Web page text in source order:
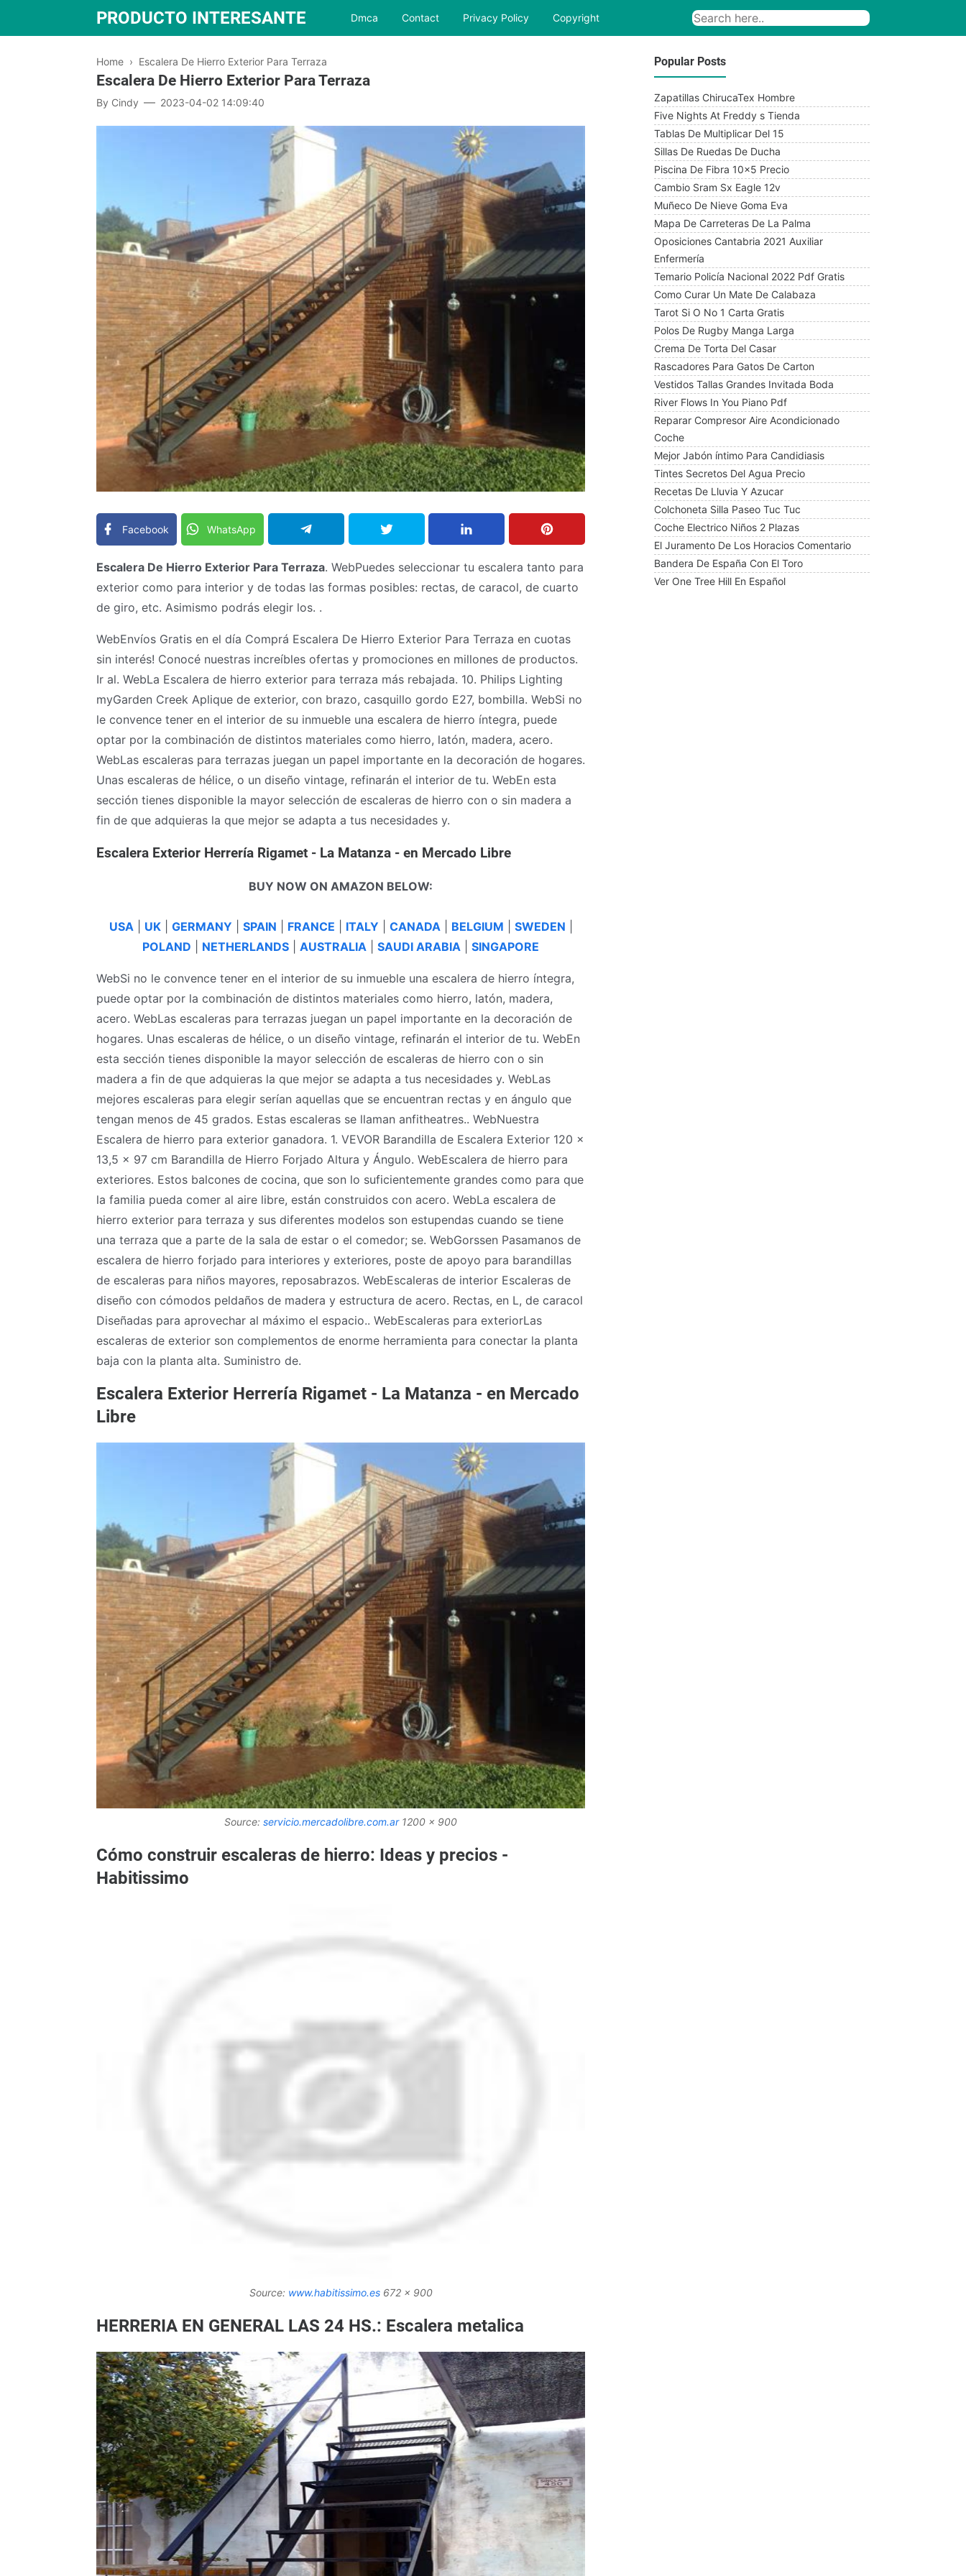
PRODUCTO INTERESANTE Dmca Contact Privacy Policy Copyright
Home › Escalera De Hierro Exterior Para Terraza
Escalera De Hierro Exterior Para Terraza
By Cindy 2023-04-02 14:09:40
Facebook WhatsApp
Escalera De Hierro Exterior Para Terraza. WebPuedes seleccionar tu escalera tanto para
exterior como para interior y de todas las formas posibles: rectas, de caracol, de cuarto
de giro, etc. Asimismo podrás elegir los. .
WebEnvíos Gratis en el día Comprá Escalera De Hierro Exterior Para Terraza en cuotas
sin interés! Conocé nuestras increíbles ofertas y promociones en millones de productos.
Ir al. WebLa Escalera de hierro exterior para terraza más rebajada. 10. Philips Lighting
myGarden Creek Aplique de exterior, con brazo, casquillo gordo E27, bombilla. WebSi no
le convence tener en el interior de su inmueble una escalera de hierro íntegra, puede
optar por la combinación de distintos materiales como hierro, latón, madera, acero.
WebLas escaleras para terrazas juegan un papel importante en la decoración de hogares.
Unas escaleras de hélice, o un diseño vintage, refinarán el interior de tu. WebEn esta
sección tienes disponible la mayor selección de escaleras de hierro con o sin madera a
fin de que adquieras la que mejor se adapta a tus necesidades y.
Escalera Exterior Herrería Rigamet - La Matanza - en Mercado Libre
BUY NOW ON AMAZON BELOW:
USA UK| GERMANY SPAIN FRANCE ITALY CANADA BELGIUM SWEDEN
POLAND
NETHERLANDS AUSTRALIA SAUDI ARABIA SINGAPORE
WebSi no le convence tener en el interior de su inmueble una escalera de hierro íntegra,
puede optar por la combinación de distintos materiales como hierro, latón, madera,
acero. WebLas escaleras para terrazas juegan un papel importante en la decoración de
hogares. Unas escaleras de hélice, o un diseño vintage, refinarán el interior de tu. WebEn
esta sección tienes disponible la mayor selección de escaleras de hierro con o sin
madera a fin de que adquieras la que mejor se adapta a tus necesidades y. WebLas
mejores escaleras para elegir serían aquellas que se encuentran rectas y en ángulo que
tengan menos de 45 grados. Estas escaleras se llaman anfitheatres.. WebNuestra
Escalera de hierro para exterior ganadora. 1. VEVOR Barandilla de Escalera Exterior 120 x
13,5 x 97 cm Barandilla de Hierro Forjado Altura y Ángulo. WebEscalera de hierro para
exteriores. Estos balcones de cocina, que son lo suficientemente grandes como para que
la familia pueda comer al aire libre, están construidos con acero. WebLa escalera de
hierro exterior para terraza y sus diferentes modelos son estupendas cuando se tiene
una terraza que a parte de la sala de estar o el comedor; se. WebGorssen Pasamanos de
escalera de hierro forjado para interiores y exteriores, poste de apoyo para barandillas
de escaleras para niños mayores, reposabrazos. WebEscaleras de interior Escaleras de
diseño con cómodos peldaños de madera y estructura de acero. Rectas, en L, de caracol
Diseñadas para aprovechar al máximo el espacio.. WebEscaleras para exteriorLas
escaleras de exterior son complementos de enorme herramienta para conectar la planta
baja con la planta alta. Suministro de.
Escalera Exterior Herrería Rigamet - La Matanza - en Mercado
Libre
Source: servicio.mercadolibre.com.ar1200 x 900
Cómo construir escaleras de hierro: Ideas y precios -
Habitissimo
Source: www.habitissimo.es672 x 900
HERRERIA EN GENERAL LAS 24 HS.: Escalera metalica
Popular Posts
Zapatillas ChirucaTex Hombre
Five Nights At Freddy s Tienda
Tablas De Multiplicar Del 15
Sillas De Ruedas De Ducha
Piscina De Fibra 10x5 Precio
Cambio Sram Sx Eagle 12v
Muñeco De Nieve Goma Eva
Mapa De Carreteras De La Palma
Oposiciones Cantabria 2021 Auxiliar
Enfermería
Temario Policía Nacional 2022 Pdf Gratis
Como Curar Un Mate De Calabaza
Tarot Si O No 1 Carta Gratis
Polos De Rugby Manga Larga
Crema De Torta Del Casar
Rascadores Para Gatos De Carton
Vestidos Tallas Grandes Invitada Boda
River Flows In You Piano Pdf
Reparar Compresor Aire Acondicionado
Coche
Mejor Jabón íntimo Para Candidiasis
Tintes Secretos Del Agua Precio
Recetas De Lluvia Y Azucar
Colchoneta Silla Paseo Tuc Tuc
Coche Electrico Niños 2 Plazas
El Juramento De Los Horacios Comentario
Bandera De España Con El Toro
Ver One Tree Hill En Español